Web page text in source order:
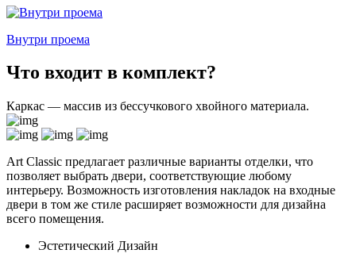
Внутри проема
Что входит в комплект?
Каркас — массив из бессучкового хвойного материала.
Art Classic предлагает различные варианты отделки, что
позволяет выбрать двери, соответствующие любому
интерьеру. Возможность изготовления накладок на входные
двери в том же стиле расширяет возможности для дизайна
всего помещения.
Эстетический Дизайн